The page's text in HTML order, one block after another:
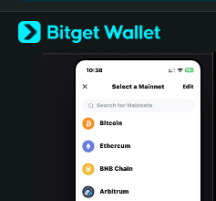
Español (Latinoamérica)
Türkçe
Italiano
Português (Portugal)
Bahasa Indonesia